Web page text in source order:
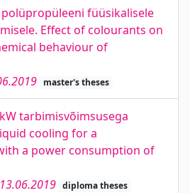
füüsikalisele
Effect of colourants on
behaviour of
master's theses
tarbimisvõimsusega
cooling for a
a power consumption of
13.06.2019 diploma theses